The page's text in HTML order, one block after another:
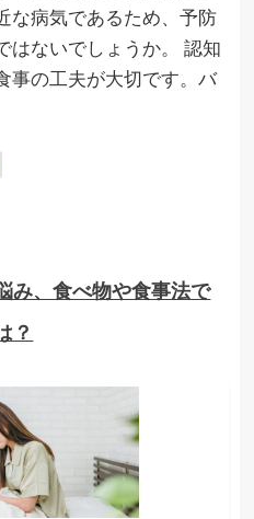
な病気であるため、予防
はないでしょうか。 認知
事の工夫が大切です。バ
み、食べ物や食事法で
？